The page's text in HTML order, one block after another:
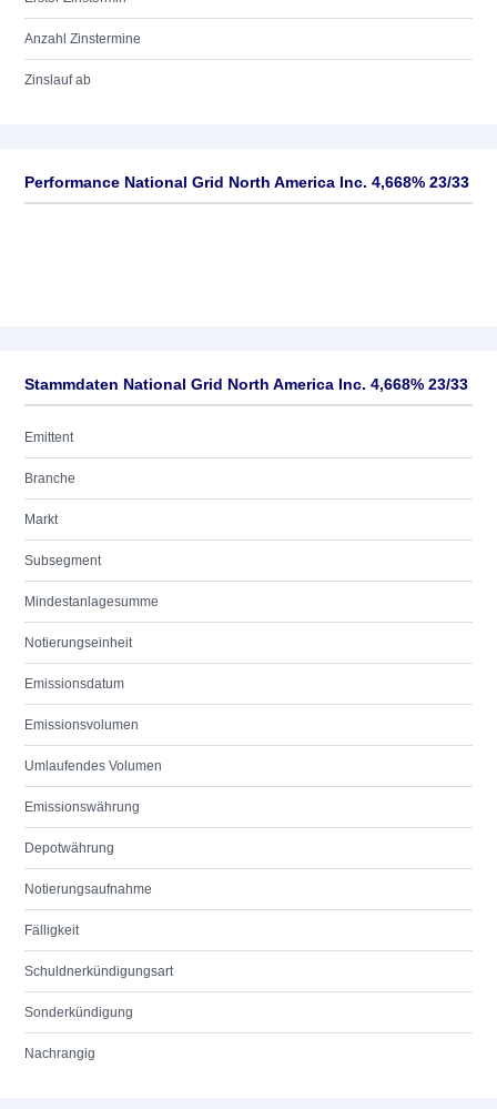
Anzahl Zinstermine
Zinslauf ab
Performance National Grid North America Inc. 4,668% 23/33
Stammdaten National Grid North America Inc. 4,668% 23/33
Emittent
Branche
Markt
Subsegment
Mindestanlagesumme
Notierungseinheit
Emissionsdatum
Emissionsvolumen
Umlaufendes Volumen
Emissionswährung
Depotwährung
Notierungsaufnahme
Fälligkeit
Schuldnerkündigungsart
Sonderkündigung
Nachrangig